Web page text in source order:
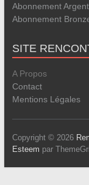
Abonnement Argent
Abonnement
SITE
A Propos
Contact
Mentions Légales
Copyright © 2026
Esteem par